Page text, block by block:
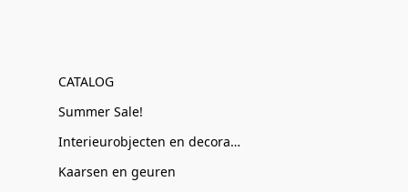
CATALOG
Summer Sale!
Interieurobjecten en decoratie
Kaarsen en geuren